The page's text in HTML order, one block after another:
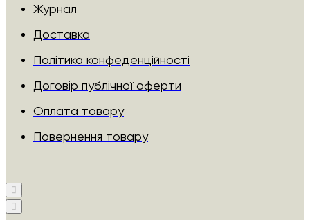
Журнал
Доставка
Політика конфеденційності
Договір публічної оферти
Оплата товару
Повернення товару